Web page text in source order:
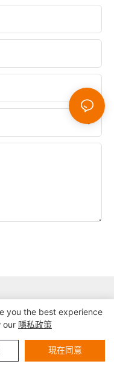
統有限公司 |
you the best experience
our 隱私政策
現在同意